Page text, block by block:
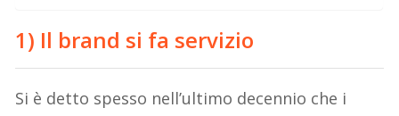
1) Il brand si fa servizio
Si è detto spesso nell’ultimo decennio che i